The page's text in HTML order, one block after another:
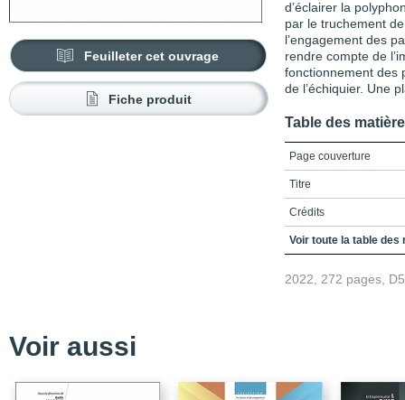
Feuilleter cet ouvrage
Fiche produit
d’éclairer la
par le truchement
l’engagement des
rendre compte de
fonctionnement des
de l’échiquier. Une
Table des
Page couverture
Titre
Crédits
Préface
Introduction générale /
une co-construction
Voir toute la table des
2022, 272 pages,
Voir aussi